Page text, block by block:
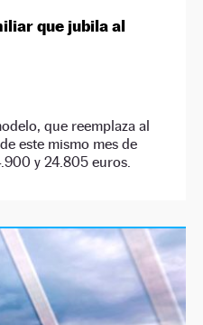
que jubila al
que reemplaza al
este mismo mes de
y 24.805 euros.